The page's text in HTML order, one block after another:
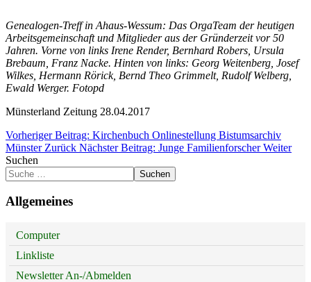
Genealogen-Treff in Ahaus-Wessum: Das OrgaTeam der heutigen
Arbeitsgemeinschaft und Mitglieder aus der Gründerzeit vor 50
Jahren. Vorne von links Irene Render, Bernhard Robers, Ursula
Brebaum, Franz Nacke. Hinten von links: Georg Weitenberg, Josef
Wilkes, Hermann Rörick, Bernd Theo Grimmelt, Rudolf Welberg,
Ewald Werger. Fotopd
Münsterland Zeitung 28.04.2017
Vorheriger Beitrag: Kirchenbuch Onlinestellung Bistumsarchiv
Münster Zurück Nächster Beitrag: Junge FamilienforscherWeiter
Suchen
Suchen
Allgemeines
Computer
Linkliste
Newsletter An-/Abmelden